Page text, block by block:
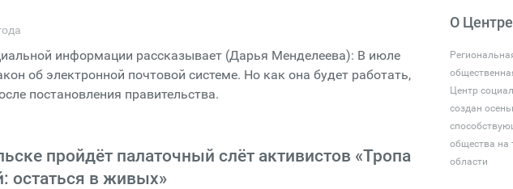
информации рассказывает (Дарья Менделеева): В июле
об электронной почтовой системе. Но как она будет работать,
постановления правительства.
пройдёт палаточный слёт активистов «Тропа
остаться в живых»
О
Центр
создан
общества на
области